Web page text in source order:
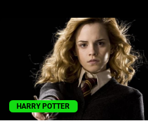
HARRY POTTER